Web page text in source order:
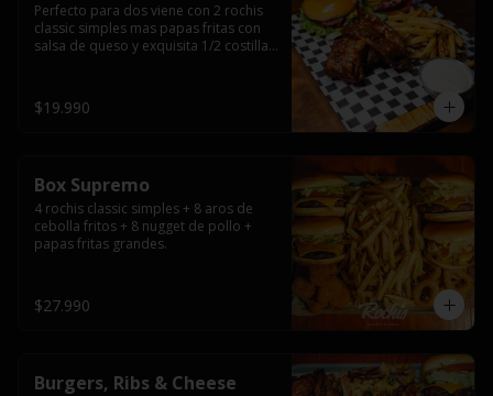
Perfecto para dos viene con 2 rochis
classic simples mas papas fritas con
salsa de queso y exquisita 1/2 costilla
$19.990
Box Supremo
4 rochis classic simples + 8 aros de
cebolla fritos + 8 nugget de pollo +
papas fritas grandes.
$27.990
Burgers, Ribs & Cheese